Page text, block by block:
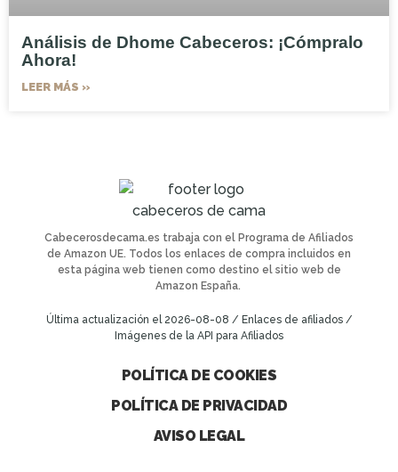
Análisis de Dhome Cabeceros: ¡Cómpralo
Ahora!
LEER MÁS »
Cabecerosdecama.es trabaja con el Programa de Afiliados
de Amazon UE. Todos los enlaces de compra incluidos en
esta página web tienen como destino el sitio web de
Amazon España.
Última actualización el 2026-08-08 / Enlaces de afiliados /
Imágenes de la API para Afiliados
POLÍTICA DE COOKIES
POLÍTICA DE PRIVACIDAD
AVISO LEGAL